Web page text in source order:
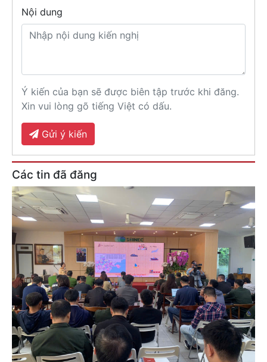
Nội dung
Ý kiến của bạn sẽ được biên tập trước khi đăng.
Xin vui lòng gõ tiếng Việt có dấu.
Gửi ý kiến
Các tin đã đăng